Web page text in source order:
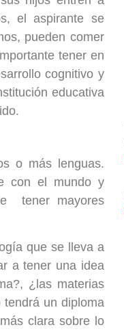
el aspirante se
pueden comer
tener en
cognitivo y
educativa
o más lenguas.
con el mundo y
tener mayores
que se lleva a
a tener una idea
¿las materias
un diploma
clara sobre lo